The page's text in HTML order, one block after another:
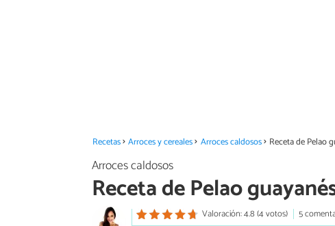
Recetas Arroces y cereales Arroces caldosos Receta de Pelao
Arroces caldosos
Receta de Pelao
Valoración: 4.8 (4 votos)
5